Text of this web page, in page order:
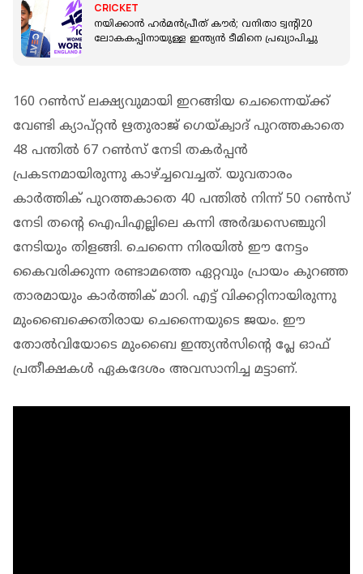
CRICKET
നയിക്കാൻ ഹർമൻപ്രീത് കൗർ; വനിതാ ട്വന്‍റി20
ലോകകപ്പിനായുള്ള ഇന്ത്യൻ ടീമിനെ പ്രഖ്യാപിച്ചു
160 റണ്‍സ് ലക്ഷ്യവുമായി ഇറങ്ങിയ ചെന്നൈയ്ക്ക്
വേണ്ടി ക്യാപ്റ്റന്‍ ഋതുരാജ് ഗെയ്ക്വാദ് പുറത്തകാതെ
48 പന്തില്‍ 67 റൺസ് നേടി തകര്‍പ്പന്‍
പ്രകടനമായിരുന്നു കാഴ്ച്ചവെച്ചത്. യുവതാരം
കാര്‍ത്തിക് പുറത്തകാതെ 40 പന്തില്‍ നിന്ന് 50 റൺസ്
നേടി തന്റെ ഐപിഎല്ലിലെ കന്നി അര്‍ദ്ധസെഞ്ചുറി
നേടിയും തിളങ്ങി. ചെന്നൈ നിരയില്‍ ഈ നേട്ടം
കൈവരിക്കുന്ന രണ്ടാമത്തെ ഏറ്റവും പ്രായം കുറഞ്ഞ
താരമായും കാര്‍ത്തിക് മാറി. എട്ട് വിക്കറ്റിനായിരുന്നു
മുംബൈക്കെതിരായ ചെന്നൈയുടെ ജയം. ഈ
തോല്‍വിയോടെ മുംബൈ ഇന്ത്യൻസിന്റെ പ്ലേ ഓഫ്
പ്രതീക്ഷകള്‍ ഏകദേശം അവസാനിച്ച മട്ടാണ്.